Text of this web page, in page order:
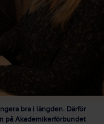
bra i längden. Därför
på Akademikerförbundet